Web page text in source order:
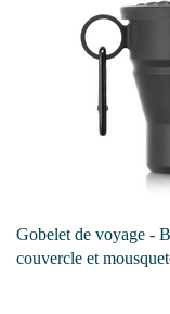
Gobelet de voyage -
couvercle et